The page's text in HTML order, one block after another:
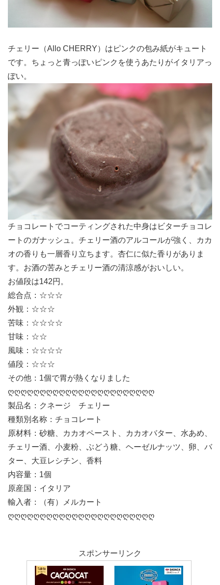
チェリー（Allo CHERRY）はピンクの包み紙がキュート
です。ちょっと青っぽいピンクを使うあたりがイタリアっ
ぽい。
チョコレートでコーティングされた中身はビターチョコレ
ートのガナッシュ。チェリー酒のアルコールが強く、カカ
オの香りも一層香り立ちます。杏仁に似た香りがありま
す。お酒の苦みとチェリー酒の清涼感がおいしい。
お値段は142円。
総合点：☆☆☆
外観：☆☆☆
苦味：☆☆☆☆
甘味：☆☆
風味：☆☆☆☆
値段：☆☆☆
その他：1個で胃が熱くなりました
ღღღღღღღღღღღღღღღღღღღღღღღ
製品名：クネージ チェリー
種類別名称：チョコレート
原材料：砂糖、カカオペースト、カカオバター、水あめ、
チェリー酒、小麦粉、ぶどう糖、ヘーゼルナッツ、卵、バ
ター、大豆レシチン、香料
内容量：1個
原産国：イタリア
輸入者：（有）メルカート
ღღღღღღღღღღღღღღღღღღღღღღღ
スポンサーリンク